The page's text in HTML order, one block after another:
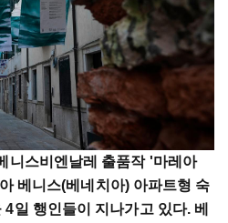
니스비엔날레 출품작 '마레아
베니스(베네치아) 아파트형 숙
일 행인들이 지나가고 있다. 베